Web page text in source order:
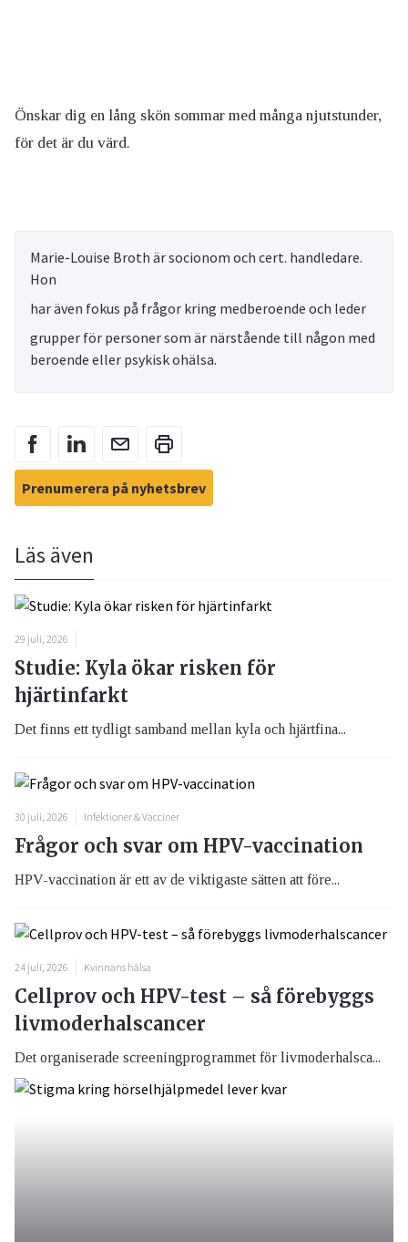
Önskar dig en lång skön sommar med många njutstunder,
för det är du värd.
Marie-Louise Broth är socionom och cert. handledare.
Hon
har även fokus på frågor kring medberoende och leder
grupper för personer som är närstående till någon med
beroende eller psykisk ohälsa.
Prenumerera på nyhetsbrev
Läs även
29 juli, 2026
Studie: Kyla ökar risken för
hjärtinfarkt
Det finns ett tydligt samband mellan kyla och hjärtfina...
30 juli, 2026 Infektioner & Vacciner
Frågor och svar om HPV-vaccination
HPV-vaccination är ett av de viktigaste sätten att före...
24 juli, 2026 Kvinnans hälsa
Cellprov och HPV-test – så förebyggs
livmoderhalscancer
Det organiserade screeningprogrammet för livmoderhalsca...